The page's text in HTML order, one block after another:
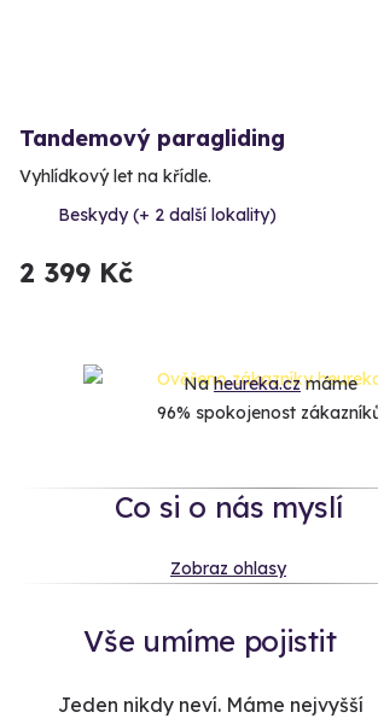
Tandemový paragliding
Vyhlídkový let na křídle.
Beskydy (+ 2 další lokality)
2 399 Kč
Naheureka.czmáme
96% spokojenost
Co si o nás myslí
Zobraz ohlasy
Vše umíme pojistit
Jeden nikdy neví. Máme nejvyšší